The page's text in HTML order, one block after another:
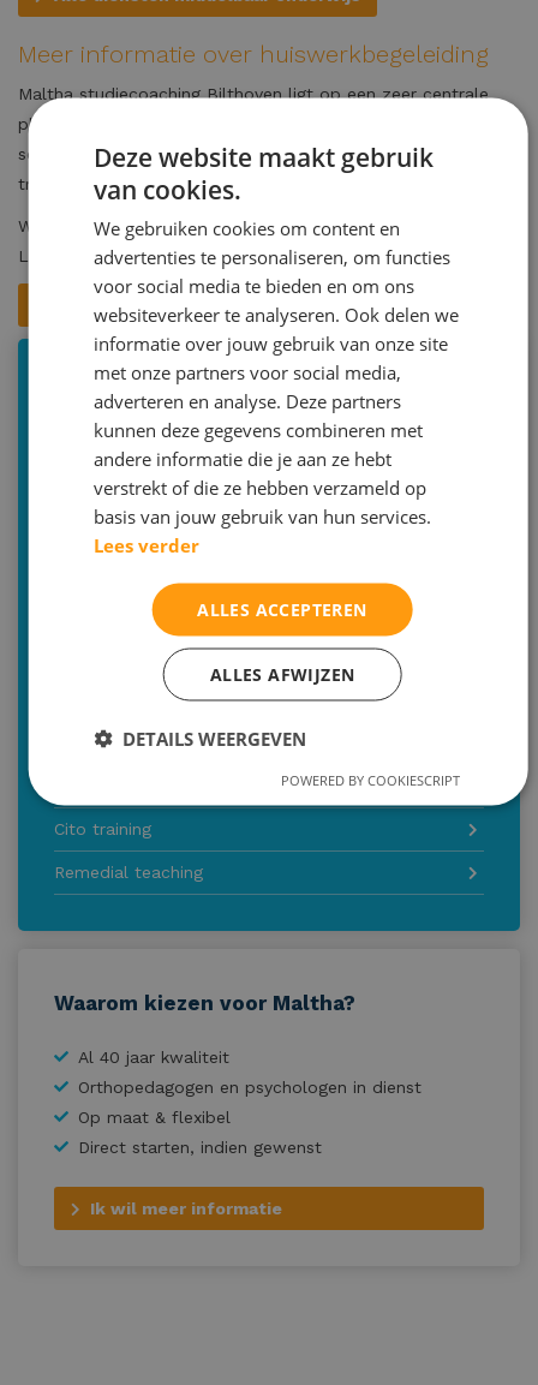
Meer informatie over huiswerkbegeleiding
Maltha studiecoaching Bilthoven ligt op een zeer centrale
plek in Bilthoven, vlakbij de basisscholen en middelbare
scholen. Onze vestiging is op 2 minuten loopafstand van de
trein en bus.
Wil jij de sfeer proeven bij Maltha studiecoaching Bilthoven?
Loop dan gerust eenproefmiddagmee en ervaar hoe het is.
Aanmelden proefmiddag
Julianalaan 57, Bilthoven
030-2293579
info@malthastudiecoaching.nl
Inschrijven
Huiswerkbegeleiding (middelbaar)
Huiswerkbegeleiding (basisonderwijs)
Studiebegeleiding aan huis
Vakinhoudelijke bijles
Cito training
Remedial teaching
Waarom kiezen voor Maltha?
Al 40 jaar kwaliteit
Orthopedagogen en psychologen in dienst
Op maat & flexibel
Direct starten, indien gewenst
Ik wil meer informatie
Deze website maakt gebruik
van cookies.
We gebruiken cookies om content en
advertenties te personaliseren, om functies
voor social media te bieden en om ons
websiteverkeer te analyseren. Ook delen we
informatie over jouw gebruik van onze site
met onze partners voor social media,
adverteren en analyse. Deze partners
kunnen deze gegevens combineren met
andere informatie die je aan ze hebt
verstrekt of die ze hebben verzameld op
basis van jouw gebruik van hun services.
Lees verder
ALLES ACCEPTEREN
ALLES AFWIJZEN
DETAILS WEERGEVEN
POWERED BY COOKIESCRIPT